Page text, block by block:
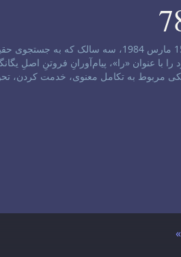
از 15 ژانویه 1981 تا 15 مارس 1984،
مربوط به تکامل معنوی، خدمت کردن،